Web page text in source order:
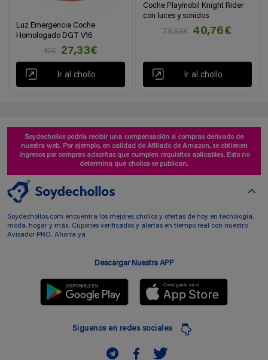
Luz Emergencia Coche
Homologado DGT V16
49€
27,33€
Ir al chollo
Coche Playmobil Knight Rider
con luces y sonidos
79,99€
40,76€
Ir al chollo
Soydechollos podría recibir una compensación si compras derivado de
nuestra web. Por ejemplo, en calidad de Afiliado de Amazon, se obtienen
ingresos por compras adscritas que cumplen requisitos aplicables. Esto no
determina que chollos se publican.
Soydechollos.com encuentra los mejores chollos y ofertas de hoy en tecnología,
moda, hogar y más. Cupones verificados y alertas en tiempo real con nuestro
Avisador PRO. Ahorra ya
Descargar Nuestra APP
Siguenos en redes sociales